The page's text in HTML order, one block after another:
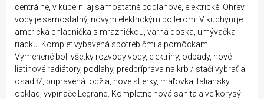
centrálne, v kúpeľni aj samostatné podlahové, elektrické. Ohrev
vody je samostatný, novým elektrickým boilerom. V kuchyni je
americká chladnička s mrazničkou, varná doska, umývačka
riadku. Komplet vybavená spotrebičmi a pomôckami.
Vymenené boli všetky rozvody vody, elektriny, odpady, nové
liatinové radiátory, podlahy, predpríprava na krb / stačí vybrať a
osadiť/, pripravená lodžia, nové stierky, maľovka, taliansky
obklad, vypínače Legrand. Kompletne nová sanita a veľkorysý